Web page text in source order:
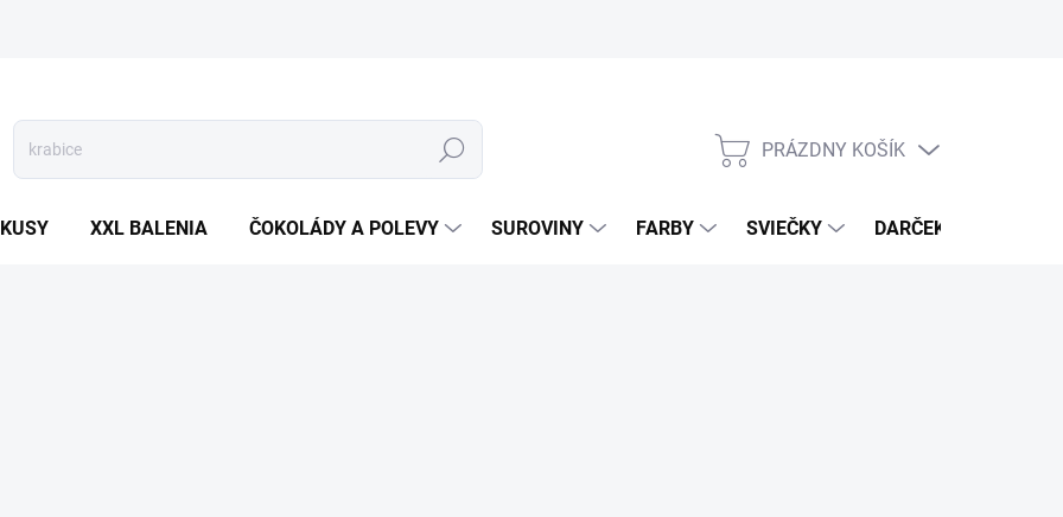
Hľadať
NÁKUPNÝ
PRÁZDNY KOŠÍK
XXL BALENIA ČOKOLÁDY A POLEVY SUROVINY FARBY SVIEČKY DARČEKOVÝ POUKAZ